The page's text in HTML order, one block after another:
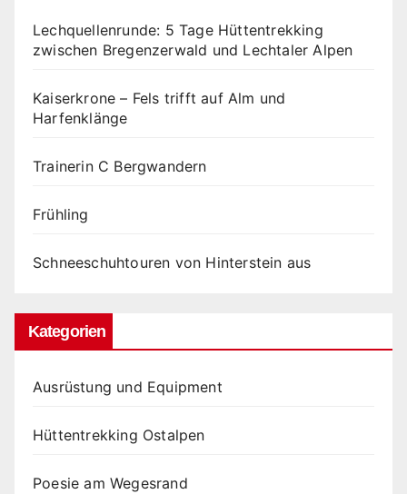
Lechquellenrunde: 5 Tage Hüttentrekking
zwischen Bregenzerwald und Lechtaler Alpen
Kaiserkrone – Fels trifft auf Alm und
Harfenklänge
Trainerin C Bergwandern
Frühling
Schneeschuhtouren von Hinterstein aus
Kategorien
Ausrüstung und Equipment
Hüttentrekking Ostalpen
Poesie am Wegesrand